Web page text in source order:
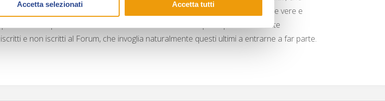
Accetta selezionati Accetta tutti
la possibilità di ammirare video inediti e assolutamente interessanti, con delle vere e
“chicche” per collezionisti. Infine è stata rinnovata e quasi quotidianamente
e non iscritti al Forum, che invoglia naturalmente questi ultimi a entrarne a far parte.